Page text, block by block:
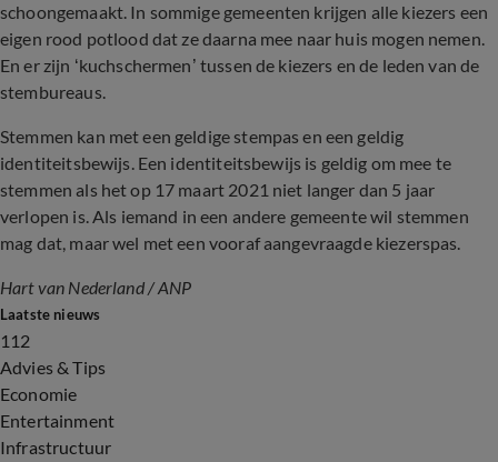
schoongemaakt. In sommige gemeenten krijgen alle kiezers een
eigen rood potlood dat ze daarna mee naar huis mogen nemen.
En er zijn ‘kuchschermen’ tussen de kiezers en de leden van de
stembureaus.
Stemmen kan met een geldige stempas en een geldig
identiteitsbewijs. Een identiteitsbewijs is geldig om mee te
stemmen als het op 17 maart 2021 niet langer dan 5 jaar
verlopen is. Als iemand in een andere gemeente wil stemmen
mag dat, maar wel met een vooraf aangevraagde kiezerspas.
Hart van Nederland / ANP
Laatste nieuws
112
Advies & Tips
Economie
Entertainment
Infrastructuur